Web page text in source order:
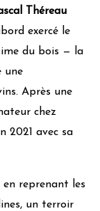
Théreau
exercé le
du bois — la
une
Après une
chez
2021 avec sa
en reprenant les
un terroir